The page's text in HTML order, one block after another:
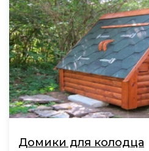
Домики для колодца